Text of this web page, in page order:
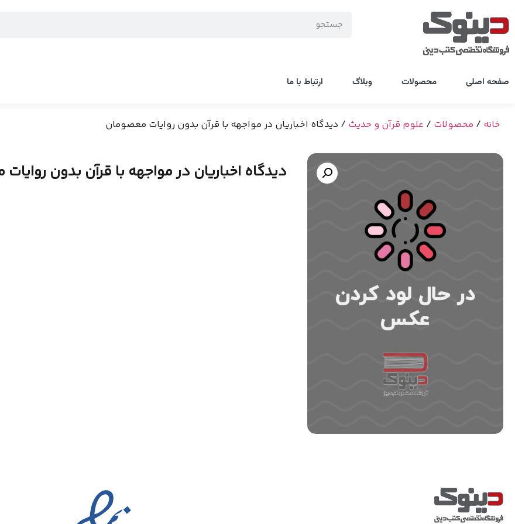
صفحه اصلی محصولات وبلاگ ارتباط با ما
خانه / محصولات / علوم قرآن و حدیث / دیدگاه اخباریان در مواجهه با قرآن بدون روایات معصومان
دیدگاه اخباریان در مواجهه با قرآن بدون